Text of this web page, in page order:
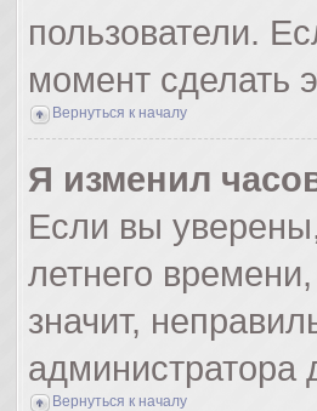
пользователи.
момент сделать
Вернуться к началу
Я изменил
Если вы
летнего
значит,
администратора
Вернуться к началу